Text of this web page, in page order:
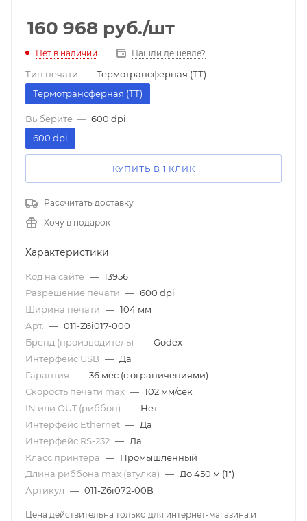
160 968 руб./шт
Нет в наличии Нашли дешевле?
Тип печати — Термотрансферная (ТТ)
Термотрансферная (ТТ)
Выберите — 600 dpi
600 dpi
КУПИТЬ В 1 КЛИК
Рассчитать доставку
Хочу в подарок
Характеристики
Код на сайте — 13956
Разрешение печати — 600 dpi
Ширина печати — 104 мм
Арт. — 011-Z6i017-000
Бренд (производитель) — Godex
Интерфейс USB — Да
Гарантия — 36 мес.(с ограничениями)
Скорость печати mаx — 102 мм/сек
IN или OUT (риббон) — Нет
Интерфейс Ethernet — Да
Интерфейс RS-232 — Да
Класс принтера — Промышленный
Длина риббона max (втулка) — До 450 м (1")
Артикул — 011-Z6i072-00B
Цена действительна только для интернет-магазина и